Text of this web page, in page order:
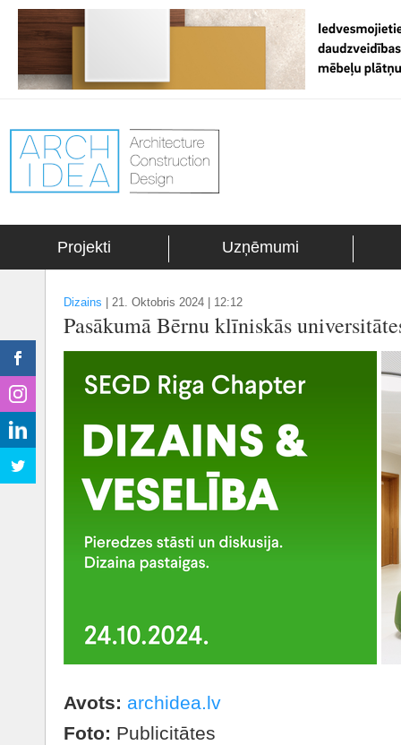
Projekti Uzņēmumi
Dizains 21. Oktobris 2024 | 12:12
Pasākumā Bērnu klīniskās
Avots: archidea.lv
Foto: Publicitātes